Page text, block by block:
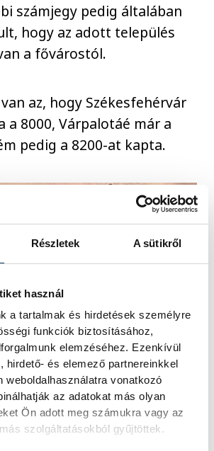
Részletek A sütikről
használ
a tartalmak és hirdetések személyre
funkciók biztosításához,
elemzéséhez. Ezenkívül
hirdető- és elemező partnereinkkel
weboldalhasználatra vonatkozó
az adatokat más olyan
Ön adott meg számukra vagy az
szolgáltatásokból gyűjtöttek.
számjegy pedig általában
hogy az adott település
a fővárostól.
az, hogy Székesfehérvár
a 8000, Várpalotáé már a
pedig a 8200-at kapta.
darab irányítószám van
a legalacsonyabb az
szigeté, a